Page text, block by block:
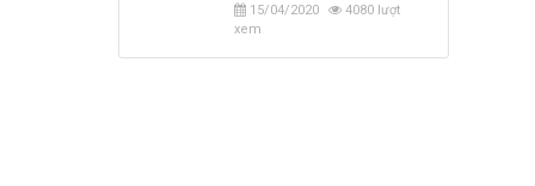
15/04/2020
4080 lượt
xem